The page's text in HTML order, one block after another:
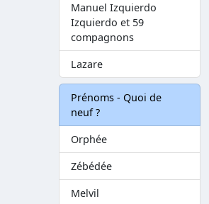
Manuel Izquierdo
Izquierdo et 59
compagnons
Lazare
Prénoms - Quoi de
neuf ?
Orphée
Zébédée
Melvil